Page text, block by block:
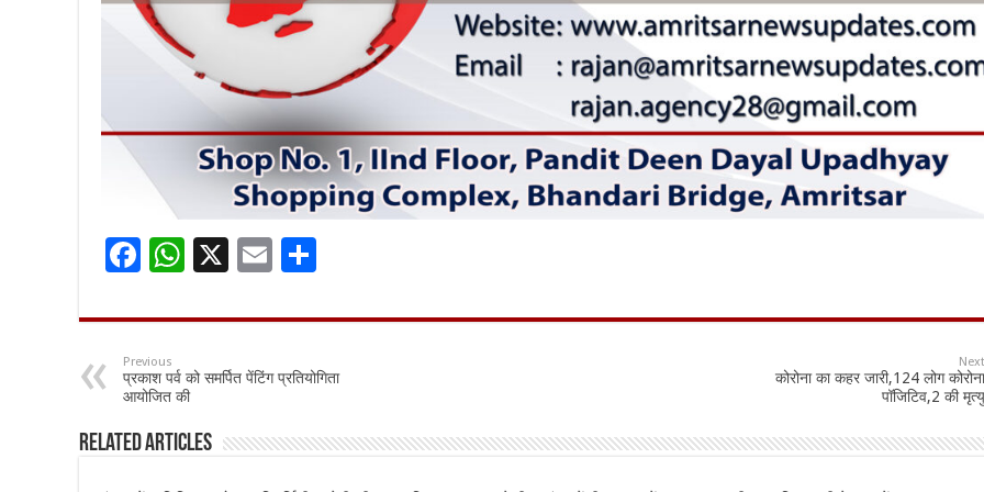
F
e
b
o
o
W
at
sA
p
p
X
E
ai ar
e
Previous
प्रकाश पर्व को समर्पित पेंटिंग प्रतियोगिता
आयोजित की
Next
कोरोना का कहर जारी,124 लोग कोरोना
पॉजिटिव,2 की मृत्यु
Related Articles